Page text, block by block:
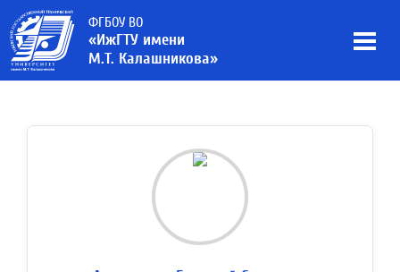
ФГБОУ ВО
«ИжГТУ имени
М.Т. Калашникова»